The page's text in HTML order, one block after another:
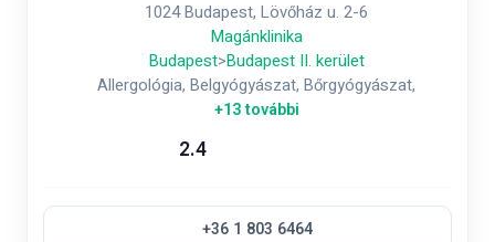
1024 Budapest, Lövőház u. 2-6
Magánklinika
Budapest>Budapest II. kerület
Allergológia, Belgyógyászat, Bőrgyógyászat,
+13 további
2.4
+36 1 803 6464